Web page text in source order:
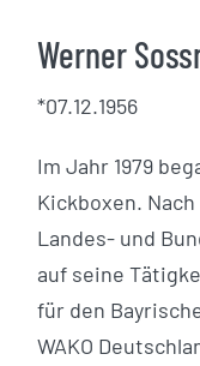
Werner
*07.12.1956
Im Jahr 1979
Kickboxen.
Landes- und
auf seine
für den
WAKO